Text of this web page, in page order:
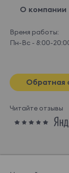
О компании
Время работы:
Пн-Вс - 8:00-
Обратная
Читайте отзывы